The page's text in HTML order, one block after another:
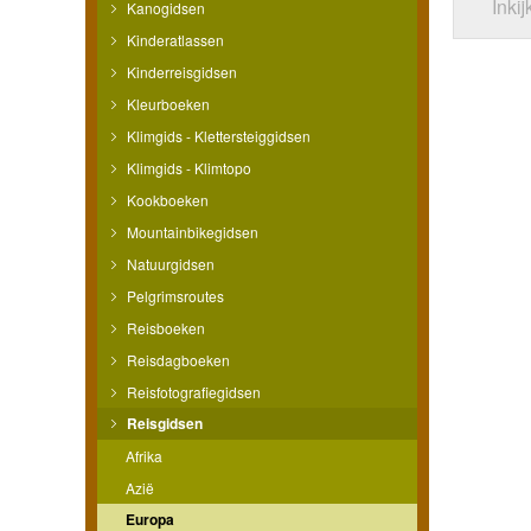
Kanogidsen
Kinderatlassen
Kinderreisgidsen
Kleurboeken
Klimgids - Klettersteiggidsen
Klimgids - Klimtopo
Kookboeken
Mountainbikegidsen
Natuurgidsen
Pelgrimsroutes
Reisboeken
Reisdagboeken
Reisfotografiegidsen
Reisgidsen
Afrika
Azië
Europa